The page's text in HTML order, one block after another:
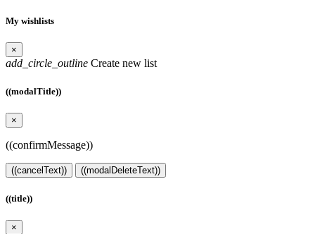
My wishlists
×
add_circle_outline Create new list
((modalTitle))
×
((confirmMessage))
((cancelText)) ((modalDeleteText))
((title))
×